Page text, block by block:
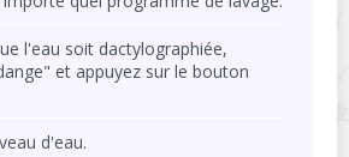
l'eau soit dactylographiée,
et appuyez sur le bouton
d'eau.